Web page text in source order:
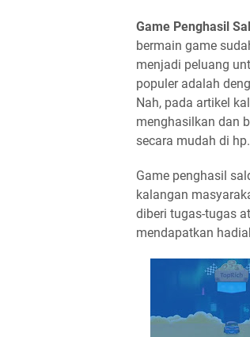
Game Penghasil
bermain game
menjadi peluang
populer adalah
Nah, pada artikel
menghasilkan dan
secara mudah di hp.
Game penghasil
kalangan
diberi tugas-tugas
mendapatkan